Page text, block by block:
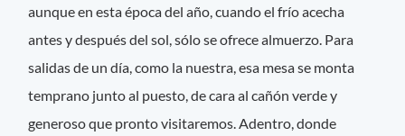
aunque en esta época del año, cuando el frío acecha
antes y después del sol, sólo se ofrece almuerzo. Para
salidas de un día, como la nuestra, esa mesa se monta
temprano junto al puesto, de cara al cañón verde y
generoso que pronto visitaremos. Adentro, donde